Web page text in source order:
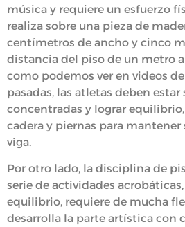
música y requiere un esfuerzo
realiza sobre una pieza de
centímetros de ancho y cinco
distancia del piso de un metro
como podemos ver en videos
pasadas, las atletas deben
concentradas y lograr
cadera y piernas para
viga.
Por otro lado, la disciplina de
serie de actividades
equilibrio, requiere de mucha
desarrolla la parte artística con